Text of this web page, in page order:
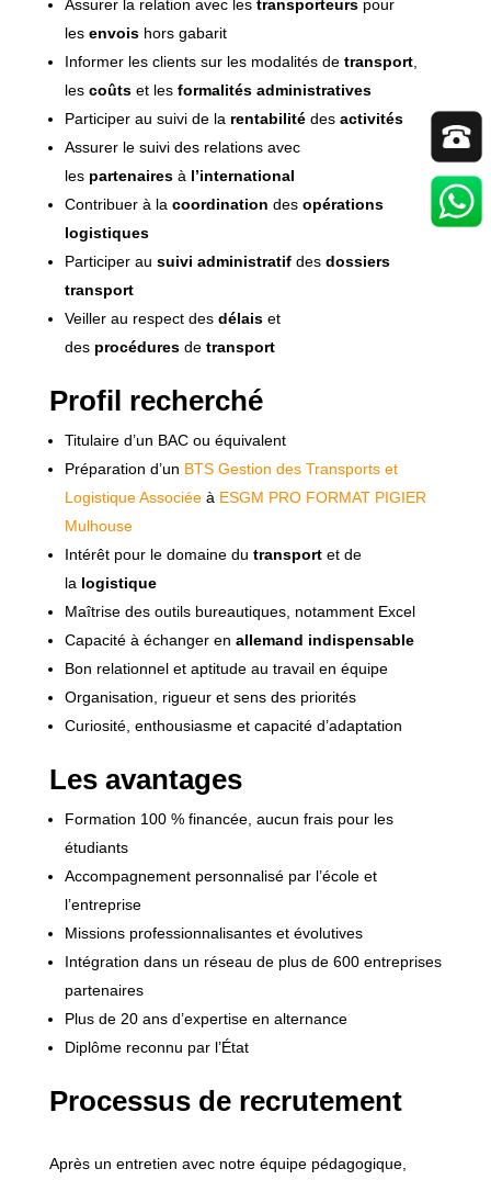
Assurer la relation avec les transporteurs pour
les envois hors gabarit
Informer les clients sur les modalités de transport,
les coûts et les formalités administratives
Participer au suivi de la rentabilité des activités
Assurer le suivi des relations avec
les partenaires à l’international
Contribuer à la coordination des opérations
logistiques
Participer au suivi administratif des dossiers
transport
Veiller au respect des délais et
des procédures de transport
Profil recherché
Titulaire d’un BAC ou équivalent
Préparation d’un BTS Gestion des Transports et
Logistique Associéeà ESGM PRO FORMAT PIGIER
Mulhouse
Intérêt pour le domaine du transport et de
la logistique
Maîtrise des outils bureautiques, notamment Excel
Capacité à échanger en allemand indispensable
Bon relationnel et aptitude au travail en équipe
Organisation, rigueur et sens des priorités
Curiosité, enthousiasme et capacité d’adaptation
Les avantages
Formation 100 % financée, aucun frais pour les
étudiants
Accompagnement personnalisé par l’école et
l’entreprise
Missions professionnalisantes et évolutives
Intégration dans un réseau de plus de 600 entreprises
partenaires
Plus de 20 ans d’expertise en alternance
Diplôme reconnu par l’État
Processus de recrutement
Après un entretien avec notre équipe pédagogique,